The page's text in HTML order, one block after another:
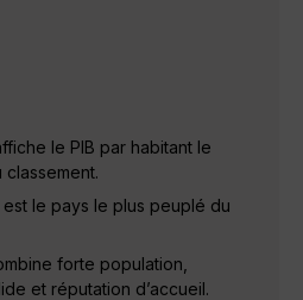
le PIB par habitant le
le pays le plus peuplé du
forte population,
et réputation d’accueil.